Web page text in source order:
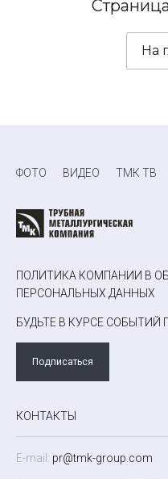
На
ФОТО ВИДЕО ТМК ТВ
ПОЛИТИКА КОМПАНИИ В
ПЕРСОНАЛЬНЫХ ДАННЫХ
БУДЬТЕ В КУРСЕ СОБЫТИЙ
Подписаться
КОНТАКТЫ
E-mail: pr@tmk-group.com